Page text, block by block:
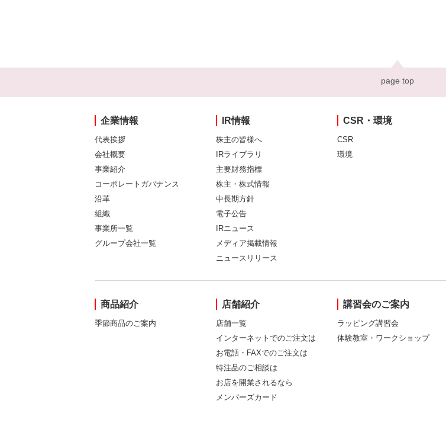
page top
企業情報
代表挨拶
会社概要
事業紹介
コーポレートガバナンス
沿革
組織
事業所一覧
グループ会社一覧
IR情報
株主の皆様へ
IRライブラリ
主要財務指標
株主・株式情報
中長期方針
電子公告
IRニュース
メディア掲載情報
ニュースリリース
CSR・環境
CSR
環境
商品紹介
季節商品のご案内
店舗紹介
店舗一覧
インターネットでのご注文は
お電話・FAXでのご注文は
特注品のご相談は
お店を開業されるなら
メンバーズカード
講習会のご案内
ラッピング講習会
体験教室・ワークショップ